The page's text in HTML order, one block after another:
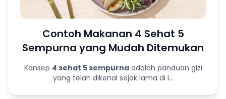
Contoh Makanan 4 Sehat 5
Sempurna yang Mudah Ditemukan
Konsep 4 sehat 5 sempurnaadalah panduan gizi
yang telah dikenal sejak lama di I...